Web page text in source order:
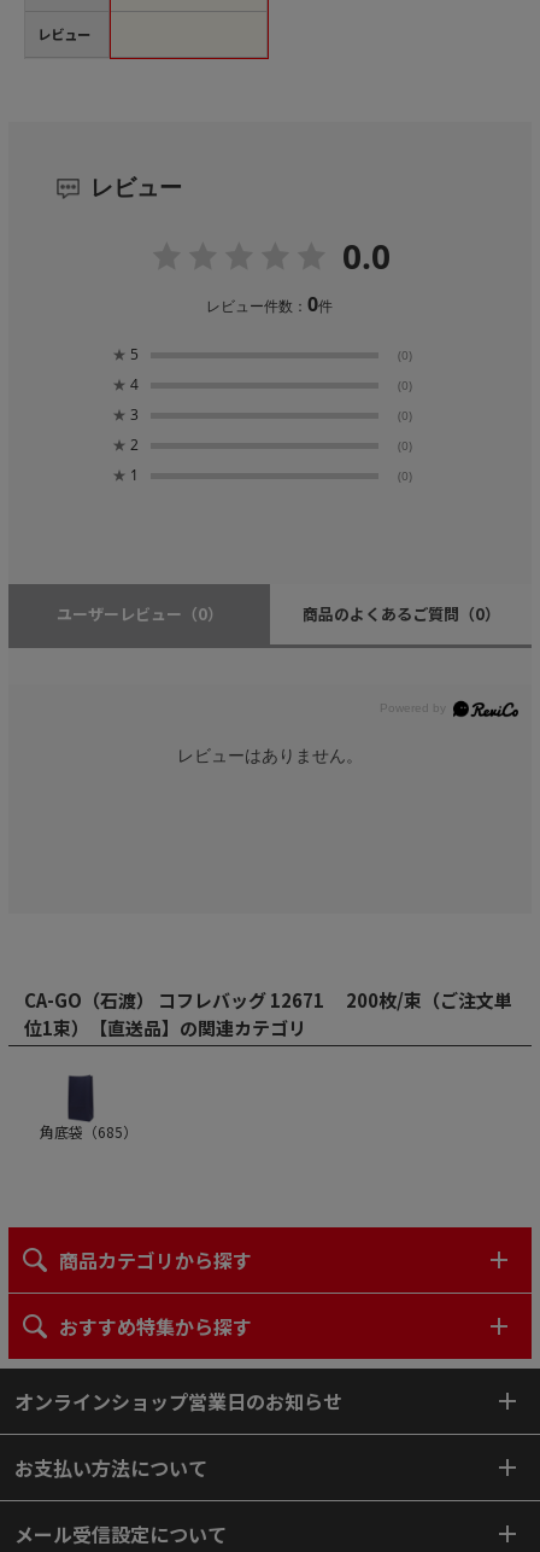
レビュー
レビュー
0.0
レビュー件数：0件
★ 5 (0)
★ 4 (0)
★ 3 (0)
★ 2 (0)
★ 1 (0)
ユーザーレビュー （0） 商品のよくあるご質問 （0）
レビューはありません。
CA-GO（石渡） コフレバッグ 12671 200枚/束（ご注文単
位1束）【直送品】の関連カテゴリ
角底袋（685）
商品カテゴリから探す
おすすめ特集から探す
オンラインショップ営業日のお知らせ
お支払い方法について
メール受信設定について